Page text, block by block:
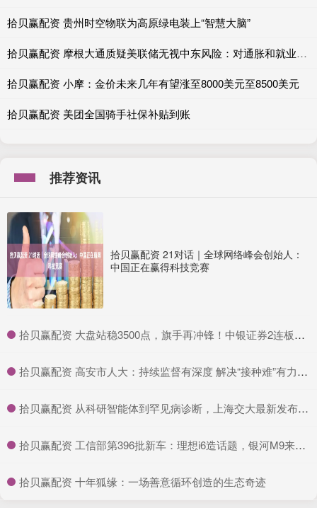
拾贝赢配资 贵州时空物联为高原绿电装上“智慧大脑”
拾贝赢配资 摩根大通质疑美联储无视中东风险：对通胀和就业的乐观预期或是误判
拾贝赢配资 小摩：金价未来几年有望涨至8000美元至8500美元
拾贝赢配资 美团全国骑手社保补贴到账
推荐资讯
拾贝赢配资 21对话｜全球网络峰会创始人：
中国正在赢得科技竞赛
​拾贝赢配资 大盘站稳3500点，旗手再冲锋！中银证券2连板，证券ETF龙头(560090)放量涨超3%！券商上半年业绩预报陆续出炉，国盛金控净利润暴涨2倍以上
​拾贝赢配资 高安市人大：持续监督有深度 解决“接种难”有力度_服务_问题_群众
​拾贝赢配资 从科研智能体到罕见病诊断，上海交大最新发布五项全球领先AI成果
​拾贝赢配资 工信部第396批新车：理想i6造话题，银河M9来势汹汹
​拾贝赢配资 十年狐缘：一场善意循环创造的生态奇迹